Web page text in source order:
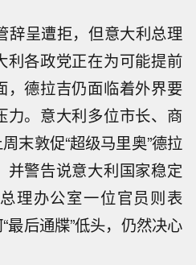
辞呈遭拒，但意大利总理
利各政党正在为可能提前
，德拉吉仍面临着外界要
力。意大利多位市长、商
末敦促“超级马里奥”德拉
并警告说意大利国家稳定
理办公室一位官员则表
最后通牒”低头，仍然决心